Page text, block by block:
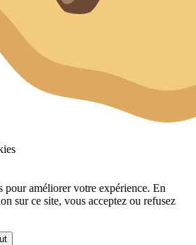
pour améliorer votre expérience. En
sur ce site, vous acceptez ou refusez